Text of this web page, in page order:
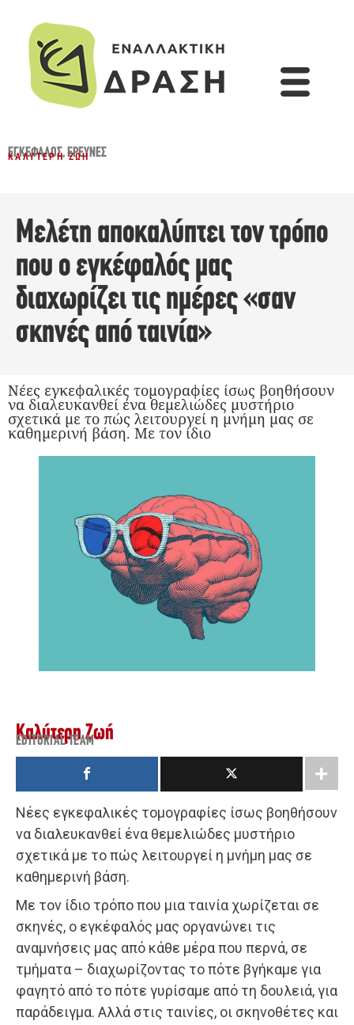
ΕΓΚΈΦΑΛΟΣ,ΈΡΕΥΝΕΣ
ΚΑΛΎΤΕΡΗ ΖΩΉ
Μελέτη αποκαλύπτει τον τρόπο
που ο εγκέφαλός μας
διαχωρίζει τις ημέρες «σαν
σκηνές από ταινία»
Νέες εγκεφαλικές τομογραφίες ίσως βοηθήσουν
να διαλευκανθεί ένα θεμελιώδες μυστήριο
σχετικά με το πώς λειτουργεί η μνήμη μας σε
καθημερινή βάση. Με τον ίδιο
Καλύτερη Ζωή
EDITORIAL TEAM
Νέες εγκεφαλικές τομογραφίες ίσως βοηθήσουν
να διαλευκανθεί ένα θεμελιώδες μυστήριο
σχετικά με το πώς λειτουργεί η μνήμη μας σε
καθημερινή βάση.
Με τον ίδιο τρόπο που μια ταινία χωρίζεται σε
σκηνές, ο εγκέφαλός μας οργανώνει τις
αναμνήσεις μας από κάθε μέρα που περνά, σε
τμήματα – διαχωρίζοντας το πότε βγήκαμε για
φαγητό από το πότε γυρίσαμε από τη δουλειά, για
παράδειγμα. Αλλά στις ταινίες, οι σκηνοθέτες και